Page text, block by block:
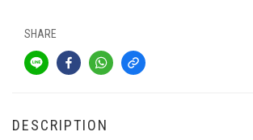
SHARE
DESCRIPTION